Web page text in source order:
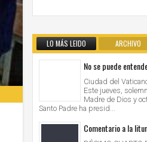
LO MÁS LEIDO ARCHIVO
No se puede
Ciudad del
Este jueves,
Madre de Dios y
Santo Padre ha presid...
Comentario a la